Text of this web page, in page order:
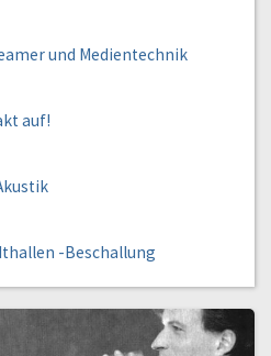
und Medientechnik
auf!
-Beschallung